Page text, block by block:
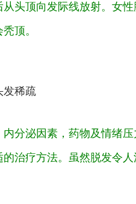
头顶向发际线放射。女
顶。
发稀疏
分泌因素，药物及情绪压
治疗方法。虽然脱发令